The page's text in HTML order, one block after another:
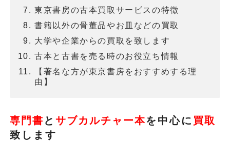
東京書房の古本買取サービスの特徴
書籍以外の骨董品やお皿などの買取
大学や企業からの買取を致します
古本と古書を売る時のお役立ち情報
【著名な方が東京書房をおすすめする理
由】
専門書 とサブカルチャー本を 中心に 買取
致します